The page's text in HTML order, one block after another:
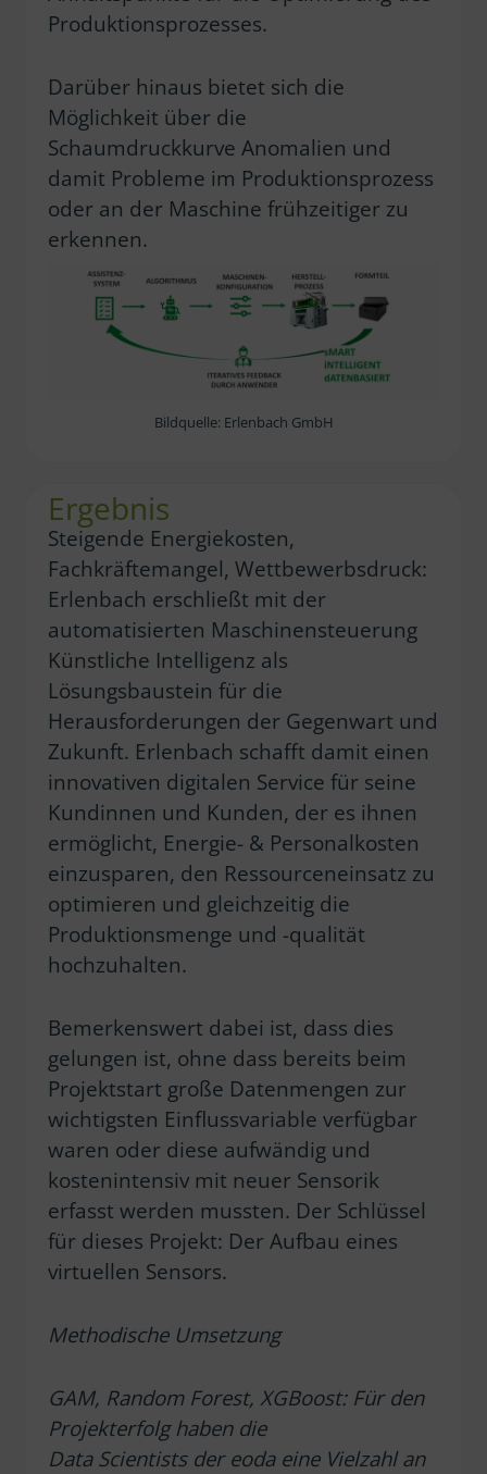
Produktionsprozesses.
Darüber hinaus bietet sich die
Möglichkeit über die
Schaumdruckkurve Anomalien und
damit Probleme im Produktionsprozess
oder an der Maschine frühzeitiger zu
erkennen.
Bildquelle: Erlenbach GmbH
Ergebnis
Steigende Energiekosten,
Fachkräftemangel, Wettbewerbsdruck:
Erlenbach erschließt mit der
automatisierten Maschinensteuerung
Künstliche Intelligenz als
Lösungsbaustein für die
Herausforderungen der Gegenwart und
Zukunft. Erlenbach schafft damit einen
innovativen digitalen Service für seine
Kundinnen und Kunden, der es ihnen
ermöglicht, Energie- & Personalkosten
einzusparen, den Ressourceneinsatz zu
optimieren und gleichzeitig die
Produktionsmenge und -qualität
hochzuhalten.
Bemerkenswert dabei ist, dass dies
gelungen ist, ohne dass bereits beim
Projektstart große Datenmengen zur
wichtigsten Einflussvariable verfügbar
waren oder diese aufwändig und
kostenintensiv mit neuer Sensorik
erfasst werden mussten. Der Schlüssel
für dieses Projekt: Der Aufbau eines
virtuellen Sensors.
Methodische Umsetzung
GAM, Random Forest, XGBoost: Für den
Projekterfolg haben die
Data Scientistsder eoda eine Vielzahl an